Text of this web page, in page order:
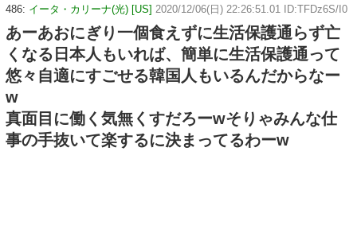
486: イータ・カリーナ(光) [US] 2020/12/06(日) 22:26:51.01 ID:TFDz6S/I0
あーあおにぎり一個食えずに生活保護通らず亡
くなる日本人もいれば、簡単に生活保護通って
悠々自適にすごせる韓国人もいるんだからなー
w
真面目に働く気無くすだろーwそりゃみんな仕
事の手抜いて楽するに決まってるわーw